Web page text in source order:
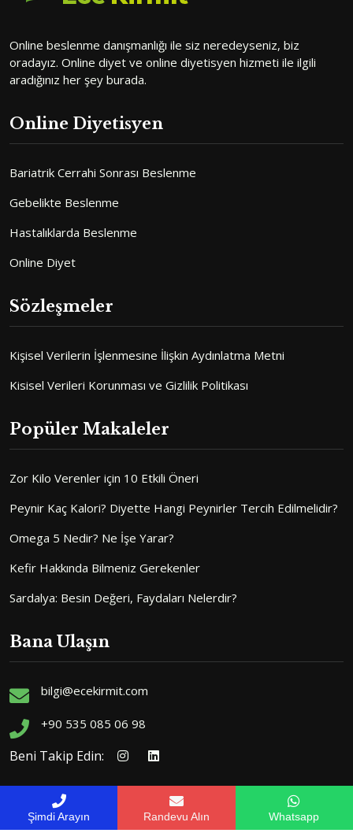
Online beslenme danışmanlığı ile siz neredeyseniz, biz
oradayız. Online diyet ve online diyetisyen hizmeti ile ilgili
aradığınız her şey burada.
Online Diyetisyen
Bariatrik Cerrahi Sonrası Beslenme
Gebelikte Beslenme
Hastalıklarda Beslenme
Online Diyet
Sözleşmeler
Kişisel Verilerin İşlenmesine İlişkin Aydınlatma Metni
Kisisel Verileri Korunması ve Gizlilik Politikası
Popüler Makaleler
Zor Kilo Verenler için 10 Etkili Öneri
Peynir Kaç Kalori? Diyette Hangi Peynirler Tercih Edilmelidir?
Omega 5 Nedir? Ne İşe Yarar?
Kefir Hakkında Bilmeniz Gerekenler
Sardalya: Besin Değeri, Faydaları Nelerdir?
Bana Ulaşın
bilgi@ecekirmit.com
+90 535 085 06 98
Beni Takip Edin:
Şimdi Arayın Randevu Alın Whatsapp